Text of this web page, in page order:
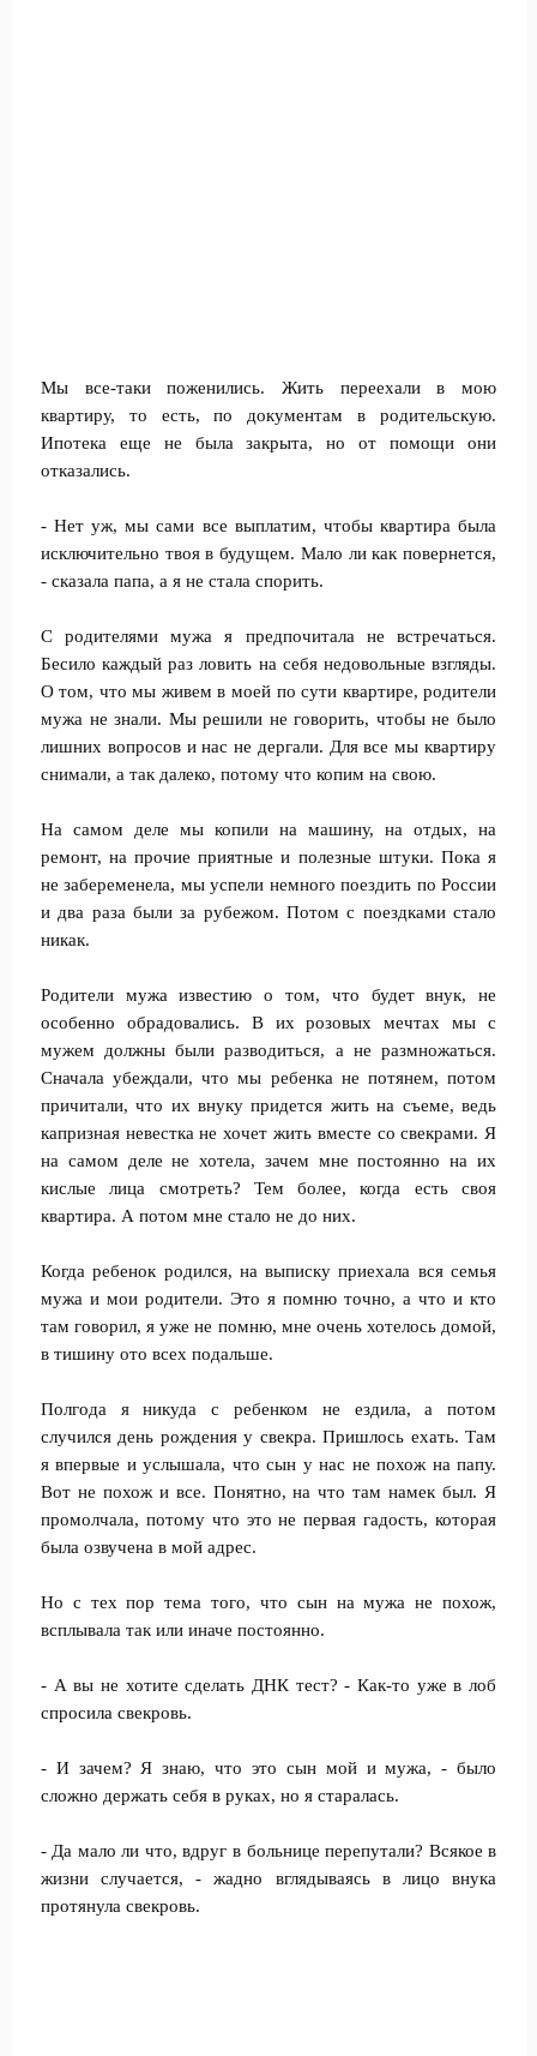
Мы все-таки поженились. Жить переехали в мою
квартиру, то есть, по документам в родительскую.
Ипотека еще не была закрыта, но от помощи они
отказались.
- Нет уж, мы сами все выплатим, чтобы квартира была
исключительно твоя в будущем. Мало ли как повернется,
- сказала папа, а я не стала спорить.
С родителями мужа я предпочитала не встречаться.
Бесило каждый раз ловить на себя недовольные взгляды.
О том, что мы живем в моей по сути квартире, родители
мужа не знали. Мы решили не говорить, чтобы не было
лишних вопросов и нас не дергали. Для все мы квартиру
снимали, а так далеко, потому что копим на свою.
На самом деле мы копили на машину, на отдых, на
ремонт, на прочие приятные и полезные штуки. Пока я
не забеременела, мы успели немного поездить по России
и два раза были за рубежом. Потом с поездками стало
никак.
Родители мужа известию о том, что будет внук, не
особенно обрадовались. В их розовых мечтах мы с
мужем должны были разводиться, а не размножаться.
Сначала убеждали, что мы ребенка не потянем, потом
причитали, что их внуку придется жить на съеме, ведь
капризная невестка не хочет жить вместе со свекрами. Я
на самом деле не хотела, зачем мне постоянно на их
кислые лица смотреть? Тем более, когда есть своя
квартира. А потом мне стало не до них.
Когда ребенок родился, на выписку приехала вся семья
мужа и мои родители. Это я помню точно, а что и кто
там говорил, я уже не помню, мне очень хотелось домой,
в тишину ото всех подальше.
Полгода я никуда с ребенком не ездила, а потом
случился день рождения у свекра. Пришлось ехать. Там
я впервые и услышала, что сын у нас не похож на папу.
Вот не похож и все. Понятно, на что там намек был. Я
промолчала, потому что это не первая гадость, которая
была озвучена в мой адрес.
Но с тех пор тема того, что сын на мужа не похож,
всплывала так или иначе постоянно.
- А вы не хотите сделать ДНК тест? - Как-то уже в лоб
спросила свекровь.
- И зачем? Я знаю, что это сын мой и мужа, - было
сложно держать себя в руках, но я старалась.
- Да мало ли что, вдруг в больнице перепутали? Всякое в
жизни случается, - жадно вглядываясь в лицо внука
протянула свекровь.